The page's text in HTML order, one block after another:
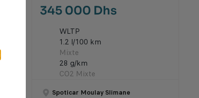
345 000 Dhs
WLTP
1.2 l/100 km
Mixte
28 g/km
CO2 Mixte
Spoticar Moulay Slimane